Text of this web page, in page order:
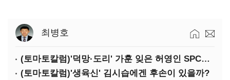
최병호
(토마토칼럼)'덕망·도리' 가훈 잊은 허영인 SPC그룹 회장
(토마토칼럼)'생육신' 김시습에겐 후손이 있을까?